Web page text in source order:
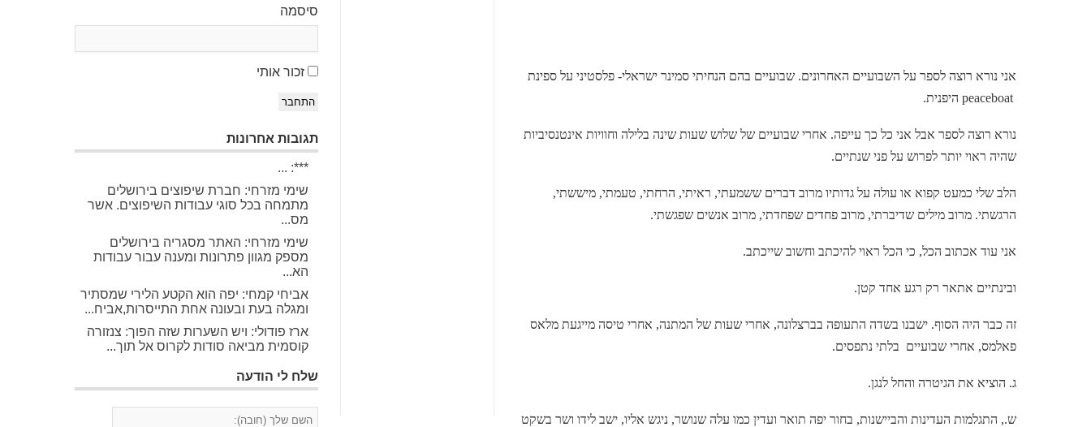
אני נורא רוצה לספר על השבועיים האחרונים. שבועיים בהם הנחיתי סמינר ישראלי- פלסטיני על ספינת
peaceboat היפנית.
נורא רוצה לספר אבל אני כל כך עייפה. אחרי שבועיים של שלוש שעות שינה בלילה וחוויות אינטנסיביות
שהיה ראוי יותר לפרוש על פני שנתיים.
הלב שלי כמעט קפוא או עולה על גדותיו מרוב דברים ששמעתי, ראיתי, הרחתי, טעמתי, מיששתי,
הרגשתי. מרוב מילים שדיברתי, מרוב פחדים שפחדתי, מרוב אנשים שפגשתי.
אני עוד אכתוב הכל, כי הכל ראוי להיכתב וחשוב שייכתב.
ובינתיים אתאר רק רגע אחד קטן.
זה כבר היה הסוף. ישבנו בשדה התעופה בברצלונה, אחרי שעות של המתנה, אחרי טיסה מייגעת מלאס
פאלמס, אחרי שבועיים בלתי נתפסים.
ג. הוציא את הגיטרה והחל לנגן.
ש., התגלמות העדינות והביישנות, בחור יפה תואר ועדין כמו עלה שנושר, ניגש אליו, ישב לידו ושר בשקט
סיסמה
זכור אותי
התחבר
תגובות אחרונות
***: ...
שימי מזרחי: חברת שיפוצים בירושלים
מתמחה בכל סוגי עבודות השיפוצים. אשר
מס...
שימי מזרחי: האתר מסגריה בירושלים
מספק מגוון פתרונות ומענה עבור עבודות
הא...
אביחי קמחי: יפה הוא הקטע הלירי שמסתיר
ומגלה בעת ובעונה אחת התייסרות,אביח...
ארז פודולי: ויש השערות שזה הפוך: צנזורה
קוסמית מביאה סודות לקרוס אל תוך...
שלח לי הודעה